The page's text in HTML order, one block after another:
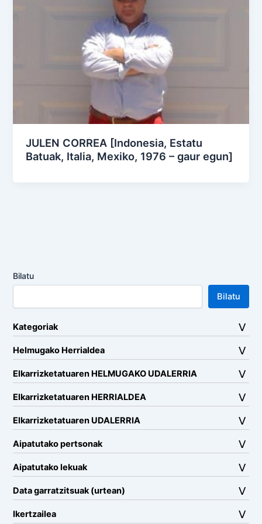
JULEN CORREA [Indonesia, Estatu
Batuak, Italia, Mexiko, 1976 – gaur egun]
Bilatu
Bilatu
Kategoriak
Helmugako Herrialdea
Elkarrizketatuaren HELMUGAKO UDALERRIA
Elkarrizketatuaren HERRIALDEA
Elkarrizketatuaren UDALERRIA
Aipatutako pertsonak
Aipatutako lekuak
Data garratzitsuak (urtean)
Ikertzailea